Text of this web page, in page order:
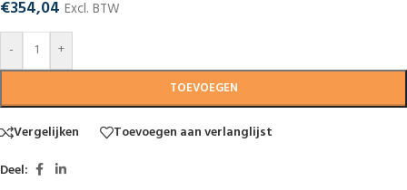
€354,04 Excl. BTW
-
+
TOEVOEGEN
Vergelijken
Toevoegen aan verlanglijst
Deel: